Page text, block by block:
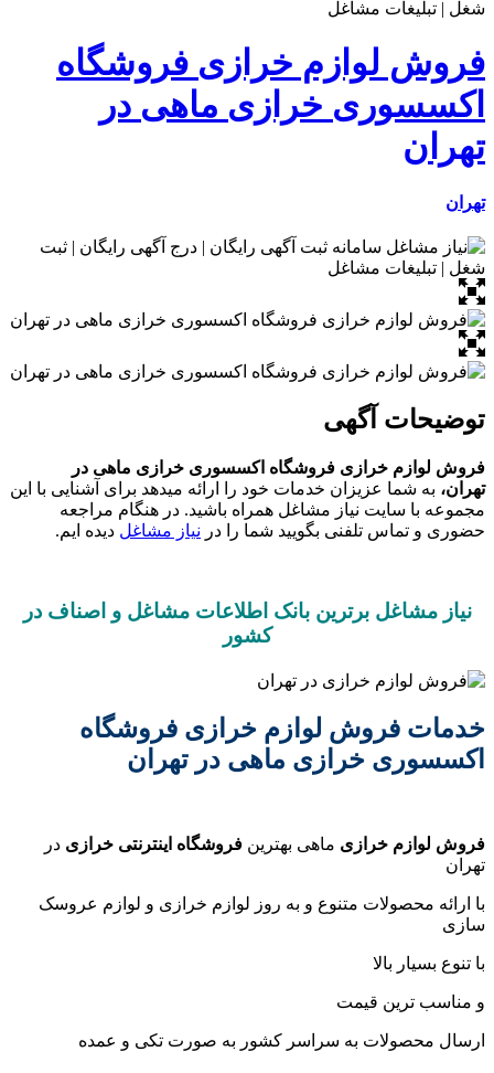
فروش لوازم خرازی فروشگاه
اکسسوری خرازی ماهی در
تهران
تهران
توضیحات آگهی
فروش لوازم خرازی فروشگاه اکسسوری خرازی ماهی در
تهران، به شما عزیزان خدمات خود را ارائه میدهد برای آشنایی با این
مجموعه با سایت نیاز مشاغل همراه باشید. در هنگام مراجعه
حضوری و تماس تلفنی بگویید شما را در نیاز مشاغل دیده ایم.
نیاز مشاغل برترین بانک اطلاعات مشاغل و اصناف در
کشور
خدمات فروش لوازم خرازی فروشگاه
اکسسوری خرازی ماهی در تهران
فروش لوازم خرازیماهی بهترین فروشگاه اینترنتی خرازیدر
تهران
با ارائه محصولات متنوع و به روز لوازم خرازی و لوازم عروسک
سازی
با تنوع بسیار بالا
و مناسب ترین قیمت
ارسال محصولات به سراسر کشور به صورت تکی و عمده